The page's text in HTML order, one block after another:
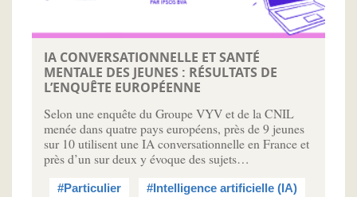
IA CONVERSATIONNELLE ET SANTÉ
MENTALE DES JEUNES : RÉSULTATS DE
L’ENQUÊTE EUROPÉENNE
Selon une enquête du Groupe VYV et de la CNIL
menée dans quatre pays européens, près de 9 jeunes
sur 10 utilisent une IA conversationnelle en France et
près d’un sur deux y évoque des sujets…
#Particulier
#Intelligence artificielle (IA)